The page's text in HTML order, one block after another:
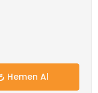
Hemen Al